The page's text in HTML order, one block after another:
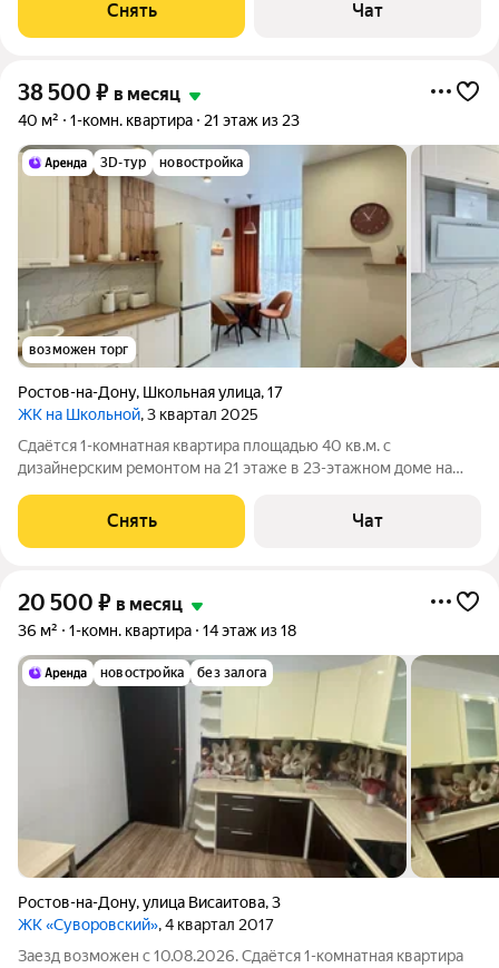
двор. В подъезде 2 лифта -
Снять Чат
38 500 ₽ в месяц
40 м² 1-комн. квартира 21 этаж из 23
3D-тур новостройка
возможен торг
Ростов-на-Дону, Школьная улица,17
ЖК на Школьной, 3 квартал 2025
Сдаётся 1-комнатная квартира площадью 40 кв.м. с
дизайнерским ремонтом на 21 этаже в 23-этажном доме на
монолитный, окна выходят на
Снять Чат
20 500 ₽ в месяц
36 м² 1-комн. квартира 14 этаж из 18
новостройка без залога
Ростов-на-Дону,улица Висаитова,3
ЖК «Суворовский», 4 квартал 2017
Заезд возможен с 10.08.2026. Сдаётся 1-комнатная квартира